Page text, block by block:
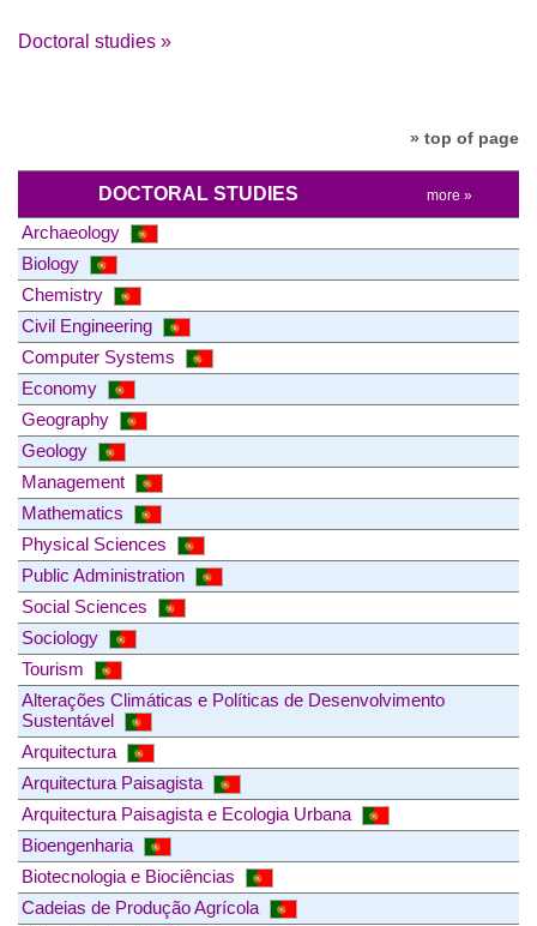
Doctoral studies »
» top of page
DOCTORAL STUDIES more »
Archaeology
Biology
Chemistry
Civil Engineering
Computer Systems
Economy
Geography
Geology
Management
Mathematics
Physical Sciences
Public Administration
Social Sciences
Sociology
Tourism
Alterações Climáticas e Políticas de Desenvolvimento
Sustentável
Arquitectura
Arquitectura Paisagista
Arquitectura Paisagista e Ecologia Urbana
Bioengenharia
Biotecnologia e Biociências
Cadeias de Produção Agrícola